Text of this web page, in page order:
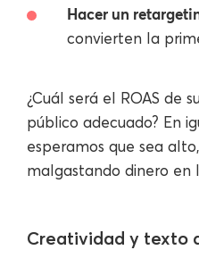
Hacer un
convierten la
¿Cuál será el ROAS de
público adecuado? En
esperamos que sea
malgastando dinero en
Creatividad y texto